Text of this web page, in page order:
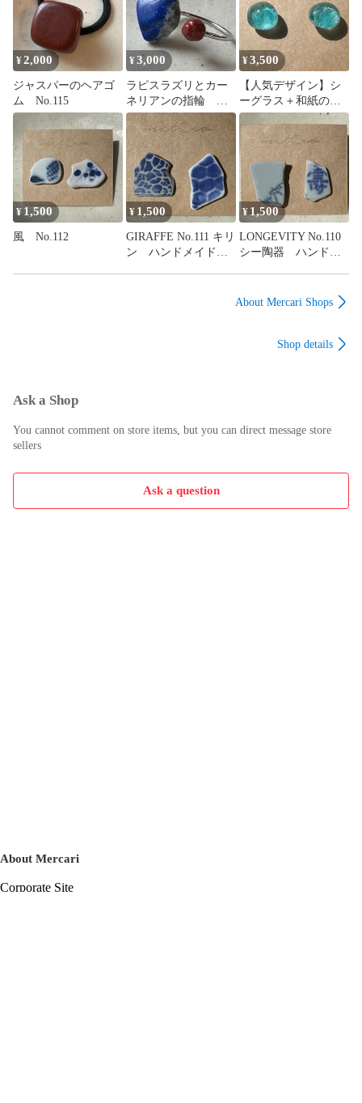
¥2,000
ジャスパーのヘアゴ
ム No.115
¥3,000
ラピスラズリとカー
ネリアンの指輪
No.114
¥3,500
【人気デザイン】シ
ーグラス＋和紙のピ
アス No.113
¥ 1,500
風 No.112
¥ 1,500
GIRAFFE No.111 キリ
ン ハンドメイド
¥ 1,500
LONGEVITY No.110
シー陶器 ハンドメ
い 一点もの
About Mercari Shops
Shop details
Ask a Shop
You cannot comment on store items, but you can direct message store
sellers
Ask a question
About Mercari
Corporate Site